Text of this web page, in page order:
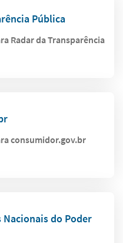
Pública
Radar da Transparência
consumidor.gov.br
do Poder